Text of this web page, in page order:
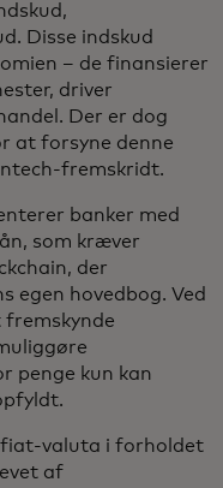
Disse indskud
– de finansierer
driver
Der er dog
at forsyne denne
fremskridt.
banker med
som kræver
der
egen hovedbog. Ved
penge kun kan
fiat-valuta i forholdet
af